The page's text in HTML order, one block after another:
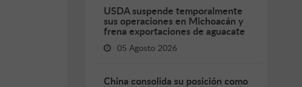
USDA suspende temporalmente
sus operaciones en Michoacán y
frena exportaciones de aguacate
05 Agosto 2026
China consolida su posición como